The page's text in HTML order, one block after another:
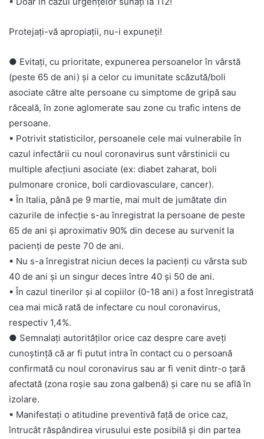
Protejați-vă apropiații, nu-i expuneți!
● Evitați, cu prioritate, expunerea persoanelor în vârstă
(peste 65 de ani) și a celor cu imunitate scăzută/boli
asociate către alte persoane cu simptome de gripă sau
răceală, în zone aglomerate sau zone cu trafic intens de
persoane.
▪ Potrivit statisticilor, persoanele cele mai vulnerabile în
cazul infectării cu noul coronavirus sunt vârstinicii cu
multiple afecțiuni asociate (ex: diabet zaharat, boli
pulmonare cronice, boli cardiovasculare, cancer).
▪ În Italia, până pe 9 martie, mai mult de jumătate din
cazurile de infecție s-au înregistrat la persoane de peste
65 de ani și aproximativ 90% din decese au survenit la
pacienți de peste 70 de ani.
▪ Nu s-a înregistrat niciun deces la pacienți cu vârsta sub
40 de ani și un singur deces între 40 și 50 de ani.
▪ În cazul tinerilor și al copiilor (0-18 ani) a fost înregistrată
cea mai mică rată de infectare cu noul coronavirus,
respectiv 1,4%.
● Semnalați autorităților orice caz despre care aveți
cunoștință că ar fi putut intra în contact cu o persoană
confirmată cu noul coronavirus sau ar fi venit dintr-o țară
afectată (zona roșie sau zona galbenă) și care nu se află în
izolare.
▪ Manifestați o atitudine preventivă față de orice caz,
întrucât răspândirea virusului este posibilă și din partea